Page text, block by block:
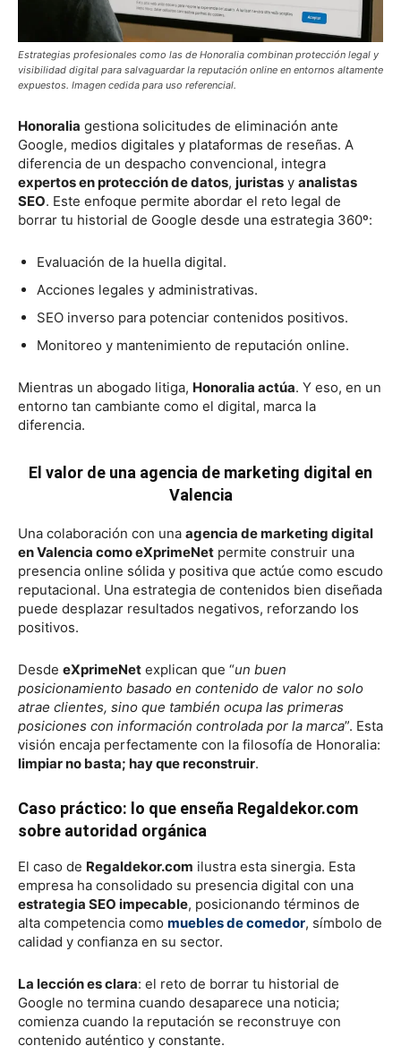
Estrategias profesionales como las de Honoralia combinan protección legal y
visibilidad digital para salvaguardar la reputación online en entornos altamente
expuestos. Imagen cedida para uso referencial.
Honoralia gestiona solicitudes de eliminación ante
Google, medios digitales y plataformas de reseñas. A
diferencia de un despacho convencional, integra
expertos en protección de datos, juristas y analistas
SEO. Este enfoque permite abordar el reto legal de
borrar tu historial de Google desde una estrategia 360º:
Evaluación de la huella digital.
Acciones legales y administrativas.
SEO inverso para potenciar contenidos positivos.
Monitoreo y mantenimiento de reputación online.
Mientras un abogado litiga, Honoralia actúa. Y eso, en un
entorno tan cambiante como el digital, marca la
diferencia.
El valor de una agencia de marketing digital en
Valencia
Una colaboración con una agencia de marketing digital
en Valencia como eXprimeNet permite construir una
presencia online sólida y positiva que actúe como escudo
reputacional. Una estrategia de contenidos bien diseñada
puede desplazar resultados negativos, reforzando los
positivos.
Desde eXprimeNet explican que “un buen
posicionamiento basado en contenido de valor no solo
atrae clientes, sino que también ocupa las primeras
posiciones con información controlada por la marca”. Esta
visión encaja perfectamente con la filosofía de Honoralia:
limpiar no basta; hay que reconstruir.
Caso práctico: lo que enseña Regaldekor.com
sobre autoridad orgánica
El caso de Regaldekor.com ilustra esta sinergia. Esta
empresa ha consolidado su presencia digital con una
estrategia SEO impecable, posicionando términos de
alta competencia como muebles de comedor, símbolo de
calidad y confianza en su sector.
La lección es clara: el reto de borrar tu historial de
Google no termina cuando desaparece una noticia;
comienza cuando la reputación se reconstruye con
contenido auténtico y constante.